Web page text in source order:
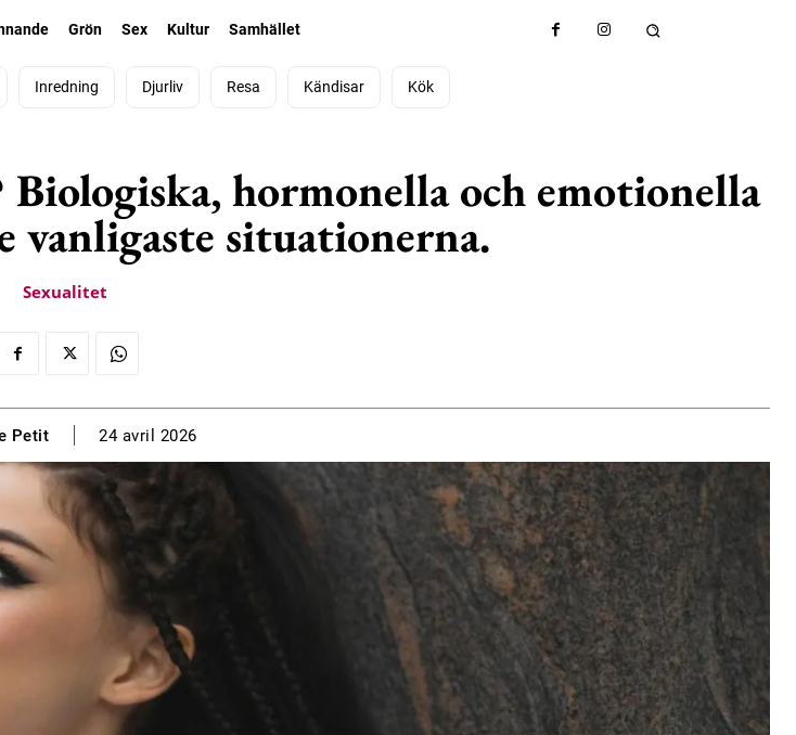
Grön Sex Kultur Samhället
Inredning Djurliv Resa Kändisar Kök
hormonella och emotionella
vanligaste situationerna.
Sexualitet
Petit 24 avril 2026